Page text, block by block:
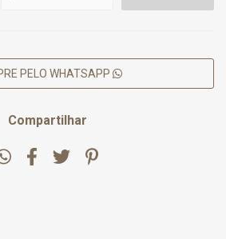
PELO WHATSAPP
Compartilhar